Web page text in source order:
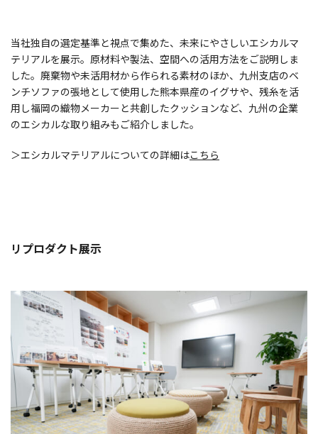
当社独自の選定基準と視点で集めた、未来にやさしいエシカルマ
テリアルを展示。原材料や製法、空間への活用方法をご説明しま
した。廃棄物や未活用材から作られる素材のほか、九州支店のベ
ンチソファの張地として使用した熊本県産のイグサや、残糸を活
用し福岡の織物メーカーと共創したクッションなど、九州の企業
のエシカルな取り組みもご紹介しました。
＞エシカルマテリアルについての詳細はこちら
リプロダクト展示